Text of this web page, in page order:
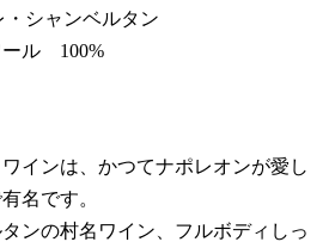
シャンベルタン
ル 100%
インは、かつてナポレオンが愛し
名です。
ンの村名ワイン、フルボディしっ